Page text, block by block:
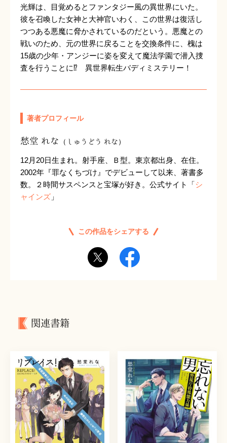
光輝は、目覚めるとファンタジー風の異世界にいた。
彼を召喚した女神と大神官いわく、この世界は復活し
つつある悪魔に脅かされているのだという。悪魔との
戦いのため、元の世界に戻ることを交換条件に、槐は
15歳の少年・アンジーに姿を変えて魔法学園で潜入捜
査を行うことに⁉ 異世界転生バディミステリー！
著者プロフィール
愁堂 れな （しゅうどう れな）
12月20日生まれ。射手座、Ｂ型。東京都出身、在住。
2002年『罪なくちづけ』でデビューして以来、著書多
数。２時間サスペンスと宝塚が好き。公式サイト「シ
ャインズ 」
この作品をシェアする
関連書籍